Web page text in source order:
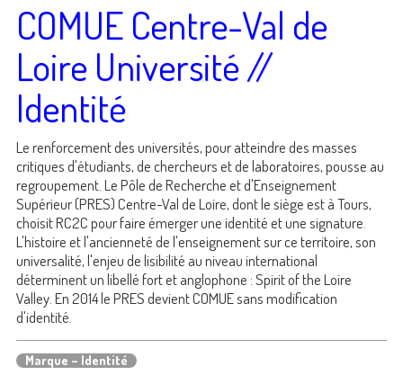
COMUE Centre-Val de
Loire Université //
Identité
Le renforcement des universités, pour atteindre des masses
critiques d'étudiants, de chercheurs et de laboratoires, pousse au
regroupement. Le Pôle de Recherche et d'Enseignement
Supérieur (PRES) Centre-Val de Loire, dont le siège est à Tours,
choisit RC2C pour faire émerger une identité et une signature.
L'histoire et l'ancienneté de l'enseignement sur ce territoire, son
universalité, l'enjeu de lisibilité au niveau international
déterminent un libellé fort et anglophone : Spirit of the Loire
Valley. En 2014 le PRES devient COMUE sans modification
d'identité.
Marque – Identité